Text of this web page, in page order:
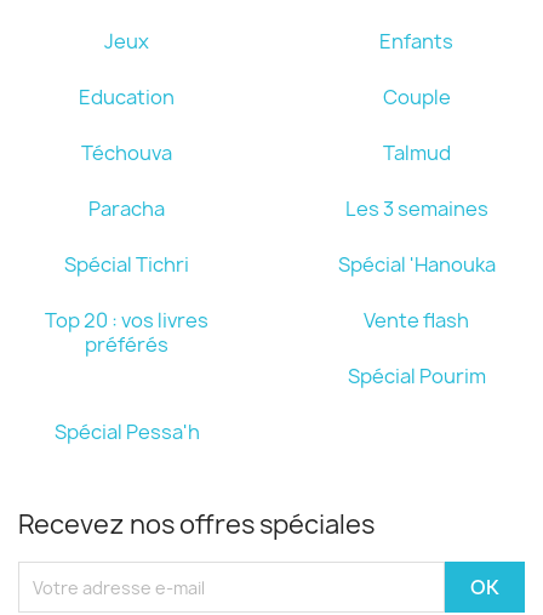
Jeux Enfants
Education Couple
Téchouva Talmud
Paracha Les 3 semaines
Spécial Tichri Spécial 'Hanouka
Top 20 : vos livres
préférés
Vente flash
Spécial Pourim
Spécial Pessa'h
Recevez nos offres spéciales